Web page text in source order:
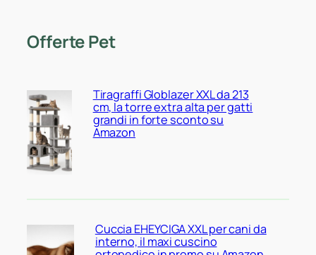
Offerte Pet
Tiragraffi Globlazer XXL da 213
cm, la torre extra alta per gatti
grandi in forte sconto su
Amazon
Cuccia EHEYCIGA XXL per cani da
interno, il maxi cuscino